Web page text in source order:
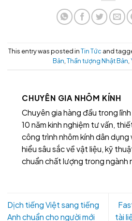
This entry was posted inTin Tức and
Bản,Thần tượng Nhật Bản,
CHUYÊN GIA NHÔM KÍNH
Chuyên gia hàng đầu trong
10 năm kinh nghiệm tư vấn,
công trình nhôm kính dân dụng
hiểu sâu sắc về vật liệu, kỹ
chuẩn chất lượng trong ngành
Dịch tiếng Việt sang tiếng
Anh chuẩn cho người mới
tài